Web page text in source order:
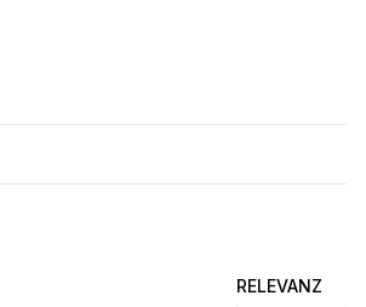
RELEVANZ